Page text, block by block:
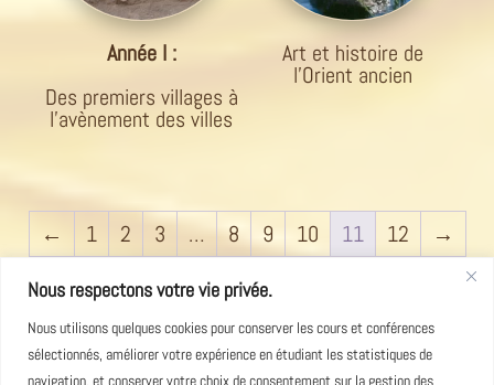
Nous respectons votre vie privée.
Nous utilisons quelques cookies pour conserver les cours et conférences
sélectionnés, améliorer votre expérience en étudiant les statistiques de
navigation, et conserver votre choix de consentement sur la gestion des
Année I :
Des premiers villages à
l’avènement des villes
Art et histoire de
l’Orient ancien
← 1 2 3 … 8 9 10 11 12 →